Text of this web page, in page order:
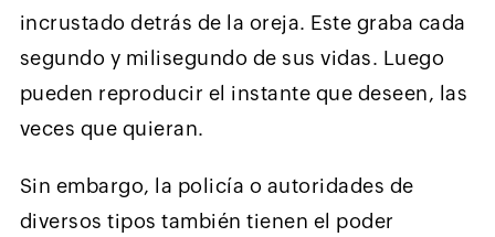
incrustado detrás de la oreja. Este graba cada
segundo y milisegundo de sus vidas. Luego
pueden reproducir el instante que deseen, las
veces que quieran.
Sin embargo, la policía o autoridades de
diversos tipos también tienen el poder